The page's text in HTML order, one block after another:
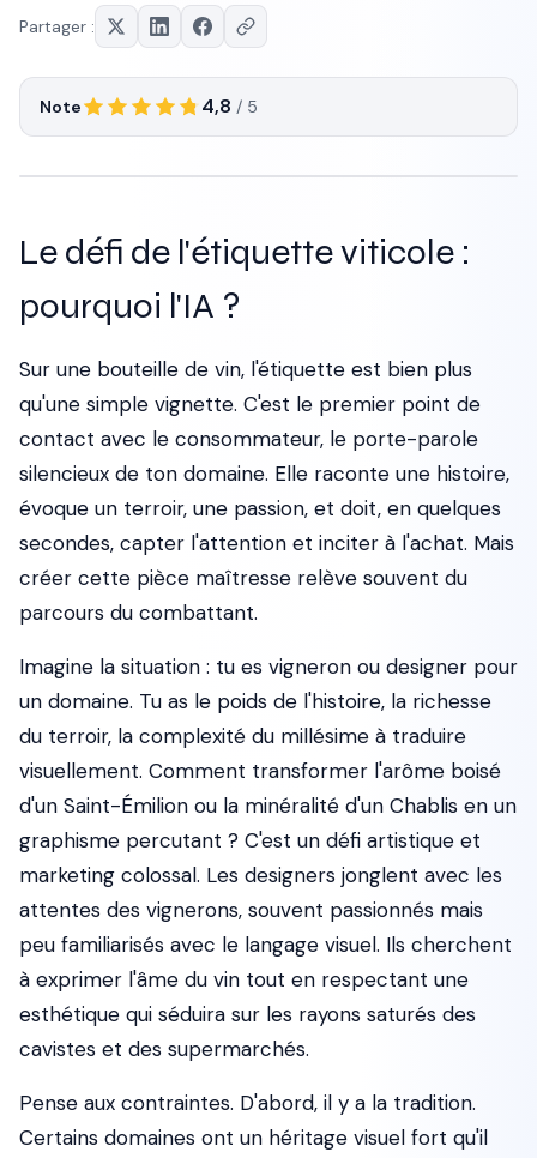
Partager :
Note 4,8 / 5
Le défi de l'étiquette viticole :
pourquoi l'IA ?
Sur une bouteille de vin, l'étiquette est bien plus
qu'une simple vignette. C'est le premier point de
contact avec le consommateur, le porte-parole
silencieux de ton domaine. Elle raconte une histoire,
évoque un terroir, une passion, et doit, en quelques
secondes, capter l'attention et inciter à l'achat. Mais
créer cette pièce maîtresse relève souvent du
parcours du combattant.
Imagine la situation : tu es vigneron ou designer pour
un domaine. Tu as le poids de l'histoire, la richesse
du terroir, la complexité du millésime à traduire
visuellement. Comment transformer l'arôme boisé
d'un Saint-Émilion ou la minéralité d'un Chablis en un
graphisme percutant ? C'est un défi artistique et
marketing colossal. Les designers jonglent avec les
attentes des vignerons, souvent passionnés mais
peu familiarisés avec le langage visuel. Ils cherchent
à exprimer l'âme du vin tout en respectant une
esthétique qui séduira sur les rayons saturés des
cavistes et des supermarchés.
Pense aux contraintes. D'abord, il y a la tradition.
Certains domaines ont un héritage visuel fort qu'il